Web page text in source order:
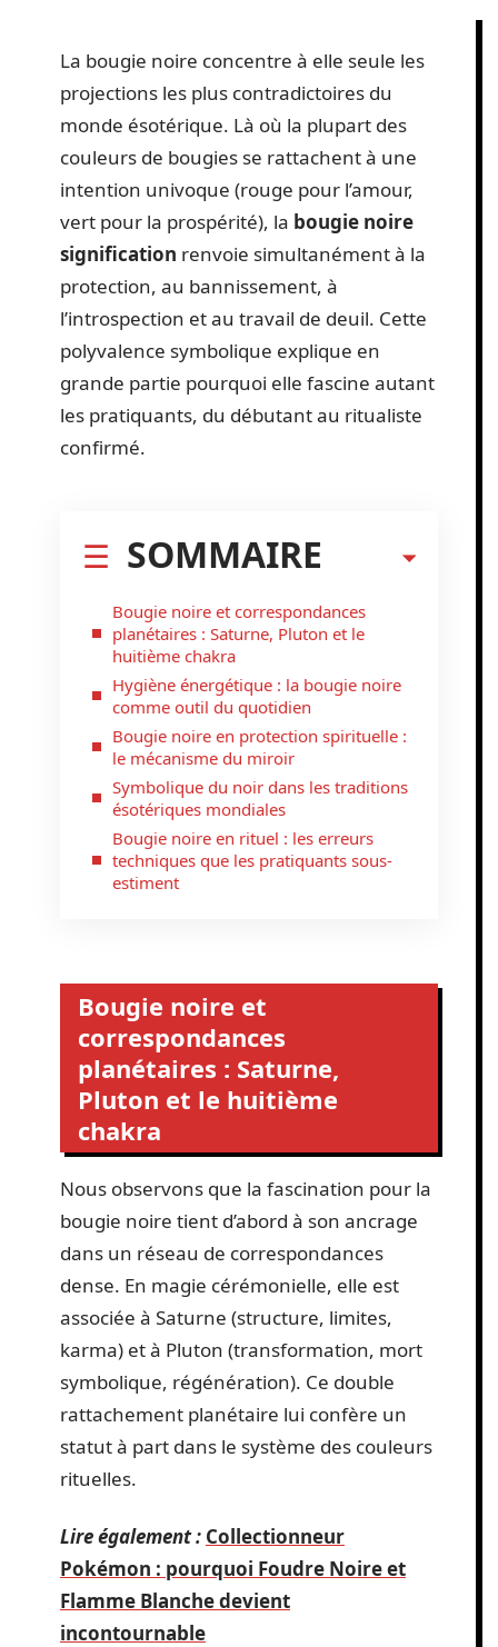
La bougie noire concentre à elle seule les
projections les plus contradictoires du
monde ésotérique. Là où la plupart des
couleurs de bougies se rattachent à une
intention univoque (rouge pour l’amour,
vert pour la prospérité), la bougie noire
signification renvoie simultanément à la
protection, au bannissement, à
l’introspection et au travail de deuil. Cette
polyvalence symbolique explique en
grande partie pourquoi elle fascine autant
les pratiquants, du débutant au ritualiste
confirmé.
SOMMAIRE
Bougie noire et correspondances
planétaires : Saturne, Pluton et le
huitième chakra
Hygiène énergétique : la bougie noire
comme outil du quotidien
Bougie noire en protection spirituelle :
le mécanisme du miroir
Symbolique du noir dans les traditions
ésotériques mondiales
Bougie noire en rituel : les erreurs
techniques que les pratiquants sous-
estiment
Bougie noire et
correspondances
planétaires : Saturne,
Pluton et le huitième
chakra
Nous observons que la fascination pour la
bougie noire tient d’abord à son ancrage
dans un réseau de correspondances
dense. En magie cérémonielle, elle est
associée à Saturne (structure, limites,
karma) et à Pluton (transformation, mort
symbolique, régénération). Ce double
rattachement planétaire lui confère un
statut à part dans le système des couleurs
rituelles.
Lire également : Collectionneur
Pokémon : pourquoi Foudre Noire et
Flamme Blanche devient
incontournable